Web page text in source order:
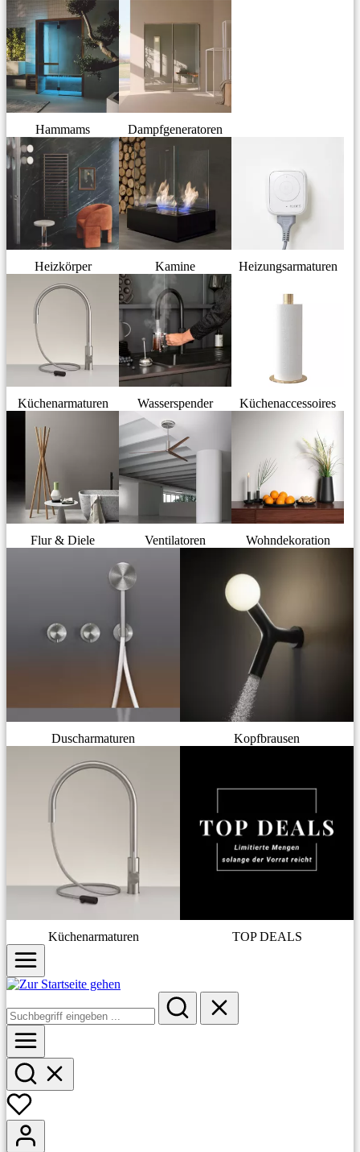
Hammams Dampfgeneratoren
Heizkörper Kamine Heizungsarmaturen
Küchenarmaturen Wasserspender Küchenaccessoires
Flur & Diele Ventilatoren Wohndekoration
Duscharmaturen Kopfbrausen
Küchenarmaturen TOP DEALS